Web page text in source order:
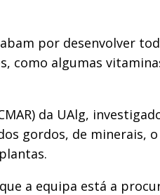
por desenvolver
como algumas
da UAlg,
gordos, de minerais,
a equipa está a